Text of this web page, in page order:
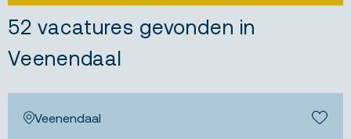
52 vacatures gevonden in
Veenendaal
Veenendaal